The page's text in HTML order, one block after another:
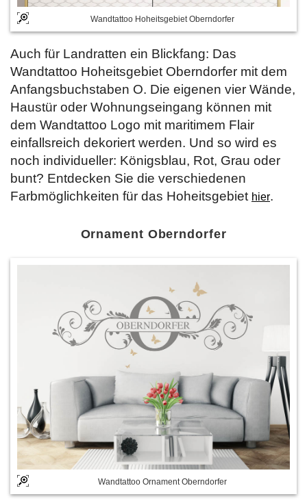
Wandtattoo Hoheitsgebiet Oberndorfer
Auch für Landratten ein Blickfang: Das
Wandtattoo Hoheitsgebiet Oberndorfer mit dem
Anfangsbuchstaben O. Die eigenen vier Wände,
Haustür oder Wohnungseingang können mit
dem Wandtattoo Logo mit maritimem Flair
einfallsreich dekoriert werden. Und so wird es
noch individueller: Königsblau, Rot, Grau oder
bunt? Entdecken Sie die verschiedenen
Farbmöglichkeiten für das Hoheitsgebiet hier.
Ornament Oberndorfer
Wandtattoo Ornament Oberndorfer